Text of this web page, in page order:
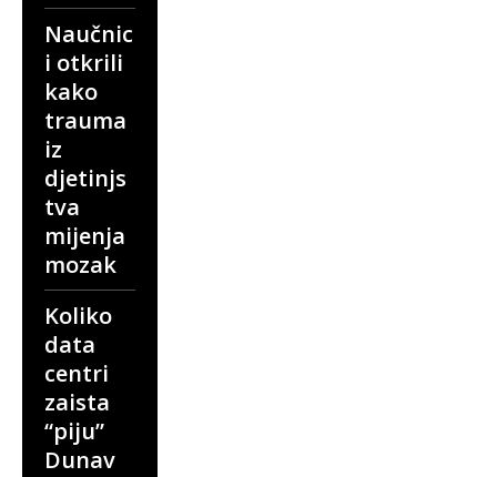
Naučnic
i otkrili
kako
trauma
iz
djetinjs
tva
mijenja
mozak
Koliko
data
centri
zaista
“piju”
Dunav